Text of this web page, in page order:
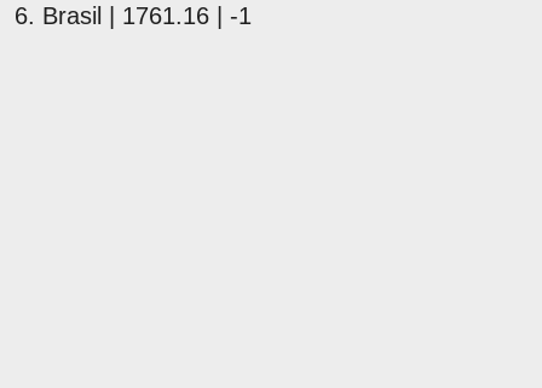
6. Brasil | 1761.16 | -1